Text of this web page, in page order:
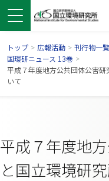
トップ > 広報活動 > 刊行物一覧
国環研ニュース 13巻 >
平成７年度地方公共団体公害
いて
平成７年度地
と国立環境研